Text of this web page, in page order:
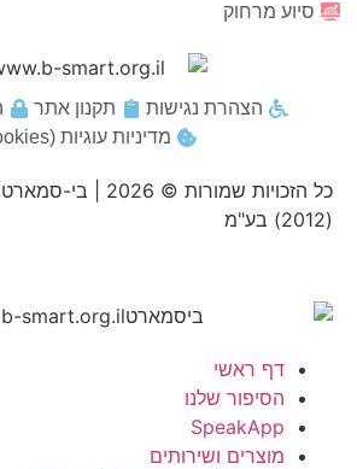
סיוע מרחוק
הצהרת נגישות תקנון אתר
מדיניות עוגיות (Cookies)
כל הזכויות שמורות
(2012) בע"מ
דף ראשי
הסיפור שלנו
SpeakApp
מוצרים ושירותים